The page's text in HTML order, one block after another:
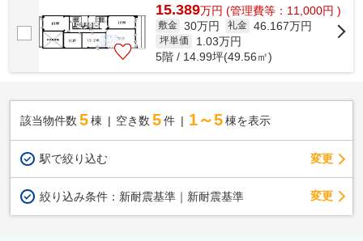
15.389万円 (管理費等：11,000円 )
敷金 30万円 礼金 46.167万円
坪単価 1.03万円
5階 / 14.99坪(49.56㎡)
該当物件数 5棟 空き数 5 件 1～5 棟を表示
駅で絞り込む 変更
絞り込み条件： 新耐震基準｜新耐震基準 変更